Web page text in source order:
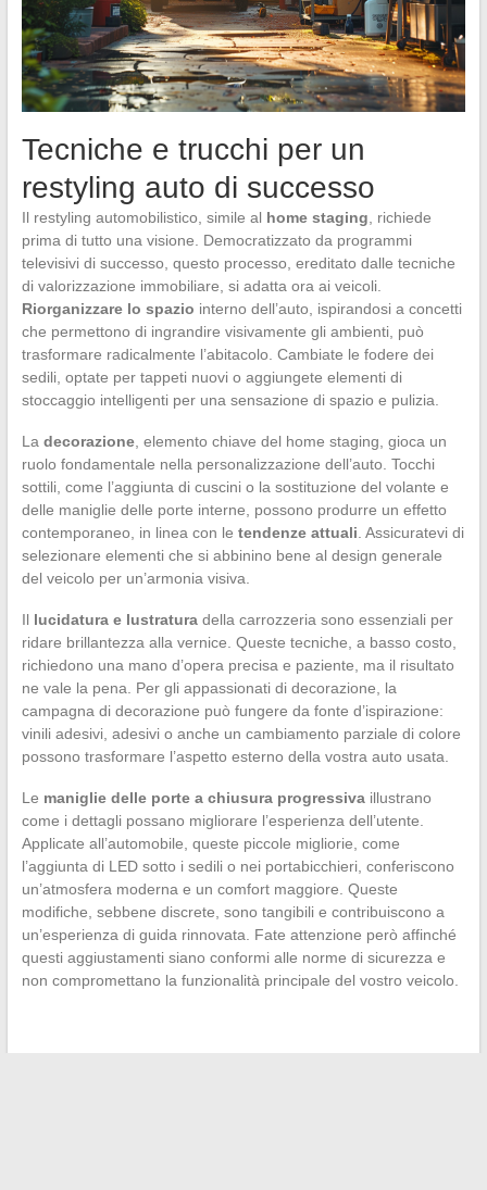
Tecniche e trucchi per un
restyling auto di successo
Il restyling automobilistico, simile al home staging , richiede
prima di tutto una visione. Democratizzato da programmi
televisivi di successo, questo processo, ereditato dalle tecniche
di valorizzazione immobiliare, si adatta ora ai veicoli.
Riorganizzare lo spazio interno dell’auto, ispirandosi a concetti
che permettono di ingrandire visivamente gli ambienti, può
trasformare radicalmente l’abitacolo. Cambiate le fodere dei
sedili, optate per tappeti nuovi o aggiungete elementi di
stoccaggio intelligenti per una sensazione di spazio e pulizia.
La decorazione, elemento chiave del home staging, gioca un
ruolo fondamentale nella personalizzazione dell’auto. Tocchi
sottili, come l’aggiunta di cuscini o la sostituzione del volante e
delle maniglie delle porte interne, possono produrre un effetto
contemporaneo, in linea con le tendenze attuali . Assicuratevi di
selezionare elementi che si abbinino bene al design generale
del veicolo per un’armonia visiva.
Il lucidatura e lustraturadella carrozzeria sono essenziali per
ridare brillantezza alla vernice. Queste tecniche, a basso costo,
richiedono una mano d’opera precisa e paziente, ma il risultato
ne vale la pena. Per gli appassionati di decorazione, la
campagna di decorazione può fungere da fonte d’ispirazione:
vinili adesivi, adesivi o anche un cambiamento parziale di colore
possono trasformare l’aspetto esterno della vostra auto usata.
Le maniglie delle porte a chiusura progressivaillustrano
come i dettagli possano migliorare l’esperienza dell’utente.
Applicate all’automobile, queste piccole migliorie, come
l’aggiunta di LED sotto i sedili o nei portabicchieri, conferiscono
un’atmosfera moderna e un comfort maggiore. Queste
modifiche, sebbene discrete, sono tangibili e contribuiscono a
un’esperienza di guida rinnovata. Fate attenzione però affinché
questi aggiustamenti siano conformi alle norme di sicurezza e
non compromettano la funzionalità principale del vostro veicolo.